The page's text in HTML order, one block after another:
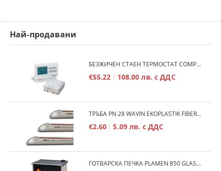
Най-продавани
БЕЗЖИЧЕН СТАЕН ТЕРМОСТАТ COMPUTHERM Q7RF
€55.22 108.00 лв. с ДДС
ТРЪБА PN 28 WAVIN EKOPLASTIK FIBER BASALT PLUS - 3М/БР.
€2.60 5.09 лв. с ДДС
ГОТВАРСКА ПЕЧКА PLAMEN 850 GLAS 11KW